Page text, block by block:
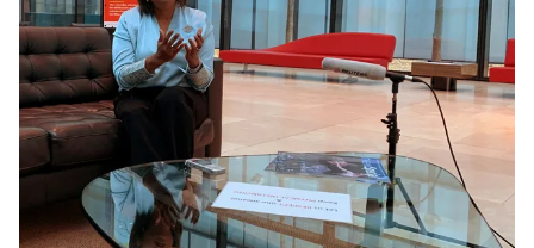
VTV Money VTV Thể thao
VTV Sức khoẻ Bất động sản
Thị trường 24h Tấm lòng Việt